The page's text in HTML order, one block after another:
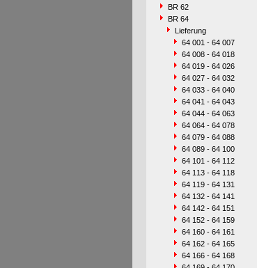
BR 62
BR 64
Lieferung
64 001 - 64 007
64 008 - 64 018
64 019 - 64 026
64 027 - 64 032
64 033 - 64 040
64 041 - 64 043
64 044 - 64 063
64 064 - 64 078
64 079 - 64 088
64 089 - 64 100
64 101 - 64 112
64 113 - 64 118
64 119 - 64 131
64 132 - 64 141
64 142 - 64 151
64 152 - 64 159
64 160 - 64 161
64 162 - 64 165
64 166 - 64 168